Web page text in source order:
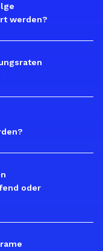
werden?
oder